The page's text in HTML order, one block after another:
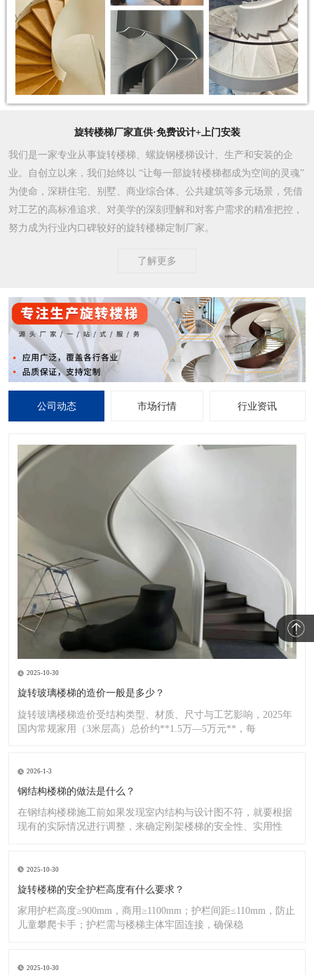
旋转楼梯厂家直供·免费设计+上门安装
我们是一家专业从事旋转楼梯、螺旋钢楼梯设计、生产和安装的企
业。自创立以来，我们始终以 “让每一部旋转楼梯都成为空间的灵魂”
为使命，深耕住宅、别墅、商业综合体、公共建筑等多元场景，凭借
对工艺的高标准追求、对美学的深刻理解和对客户需求的精准把控，
努力成为行业内口碑较好的旋转楼梯定制厂家。​
了解更多
公司动态 市场行情 行业资讯
2025-10-30
旋转玻璃楼梯的造价一般是多少？
旋转玻璃楼梯造价受结构类型、材质、尺寸与工艺影响，2025年
国内常规家用（3米层高）总价约**1.5万—5万元**，每
2026-1-3
钢结构楼梯的做法是什么？
在钢结构楼梯施工前如果发现室内结构与设计图不符，就要根据
现有的实际情况进行调整，来确定刚架楼梯的安全性、实用性
2025-10-30
旋转楼梯的安全护栏高度有什么要求？
家用护栏高度≥900mm，商用≥1100mm；护栏间距≤110mm，防止
儿童攀爬卡手；护栏需与楼梯主体牢固连接，确保稳
2025-10-30